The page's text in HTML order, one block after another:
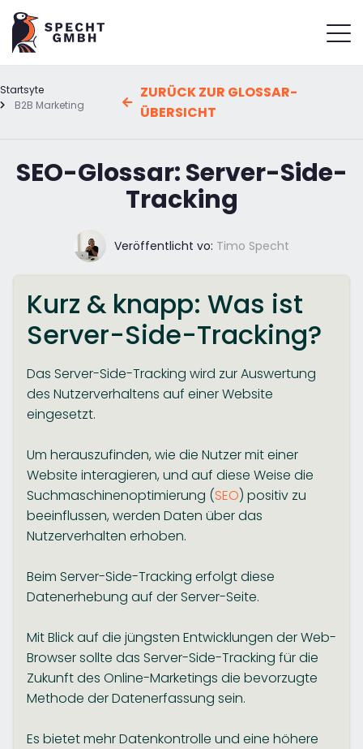
Startsyte
B2B Marketing
ZURÜCK ZUR GLOSSAR-
ÜBERSICHT
SEO-Glossar: Server-Side-
Tracking
Veröffentlicht vo: Timo Specht
Kurz & knapp: Was ist
Server-Side-Tracking?
Das Server-Side-Tracking wird zur Auswertung
des Nutzerverhaltens auf einer Website
eingesetzt.
Um herauszufinden, wie die Nutzer mit einer
Website interagieren, und auf diese Weise die
Suchmaschinenoptimierung (SEO) positiv zu
beeinflussen, werden Daten über das
Nutzerverhalten erhoben.
Beim Server-Side-Tracking erfolgt diese
Datenerhebung auf der Server-Seite.
Mit Blick auf die jüngsten Entwicklungen der Web-
Browser sollte das Server-Side-Tracking für die
Zukunft des Online-Marketings die bevorzugte
Methode der Datenerfassung sein.
Es bietet mehr Datenkontrolle und eine höhere